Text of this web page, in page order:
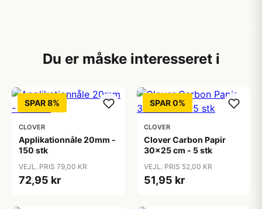
Du er måske interesseret i
SPAR 8%
CLOVER
Applikationnåle 20mm -
150 stk
VEJL. PRIS 79,00 KR
72,95 kr
SPAR 0%
CLOVER
Clover Carbon Papir
30x25 cm - 5 stk
VEJL. PRIS 52,00 KR
51,95 kr